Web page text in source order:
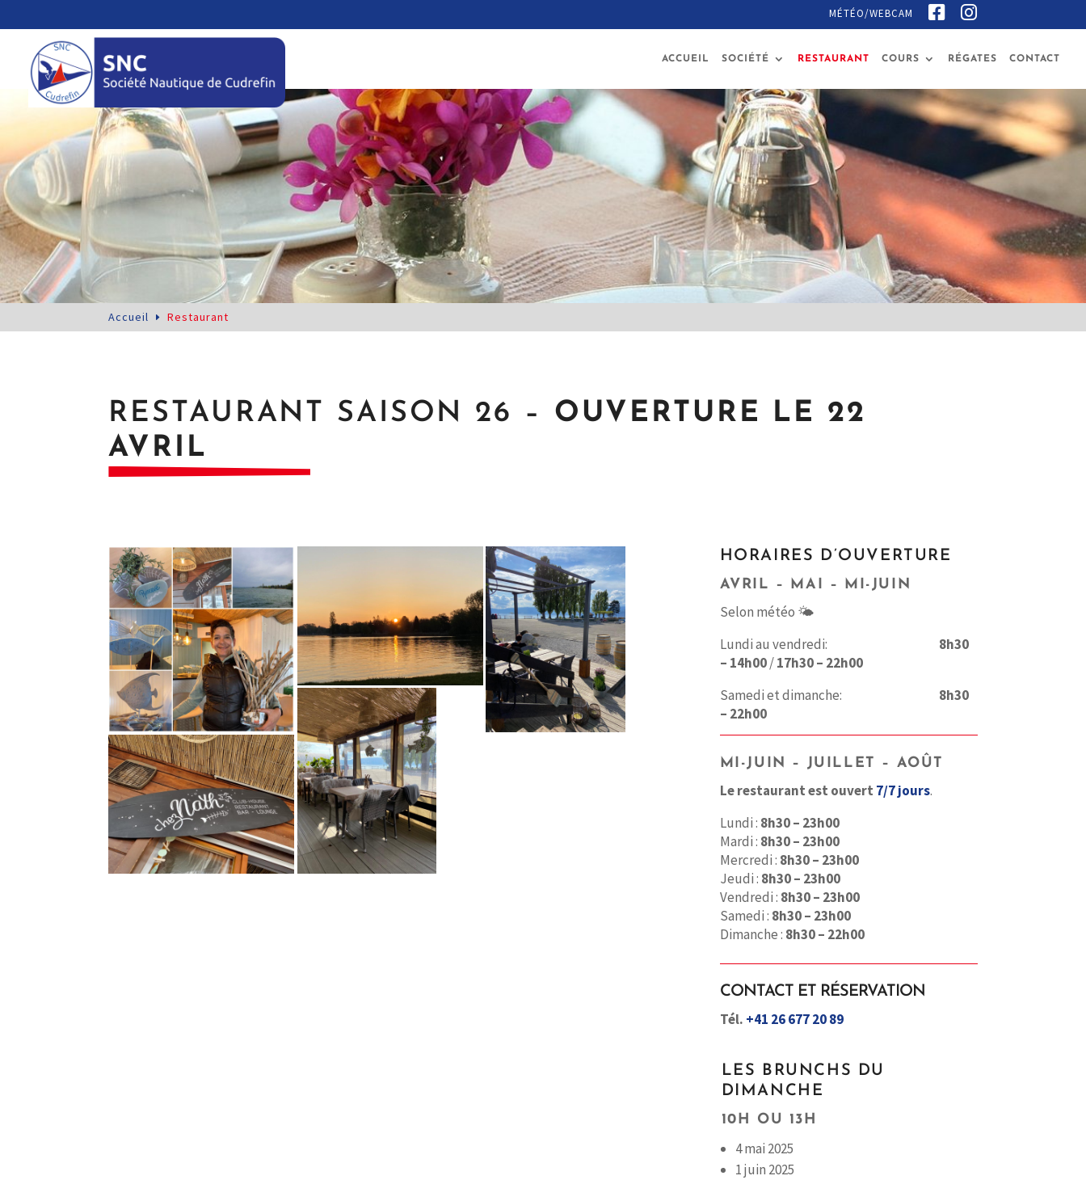
MÉTÉO/WEBCAM
A
C
B
O
K
I
S
A
G
A
ACCUEIL SOCIÉTÉ RESTAURANT COURS RÉGATES CONTACT
Accueil E Restaurant
RESTAURANT SAISON 26 – OUVERTURE LE 22
AVRIL
HORAIRES D’OUVERTURE
AVRIL – MAI – MI-JUIN
Selon météo 🌤️
Lundi au vendredi: 8h30
– 14h00/17h30 – 22h00
Samedi et dimanche: 8h30
– 22h00
MI-JUIN – JUILLET – AOÛT
Le restaurant est ouvert 7/7 jours.
Lundi : 8h30 – 23h00
Mardi : 8h30 – 23h00
Mercredi : 8h30 – 23h00
Jeudi : 8h30 – 23h00
Vendredi : 8h30 – 23h00
Samedi : 8h30 – 23h00
Dimanche : 8h30 – 22h00
CONTACT ET RÉSERVATION
Tél. +41 26 677 20 89
LES BRUNCHS DU
DIMANCHE
10H OU 13H
4 mai 2025
1 juin 2025